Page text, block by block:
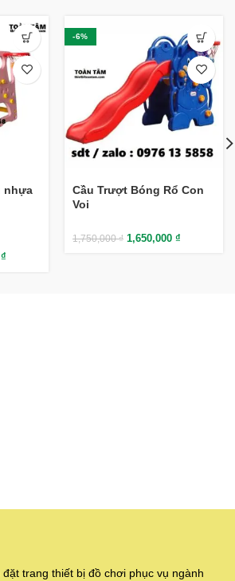
nhựa
₫
-6%
Cầu Trượt Bóng Rổ Con
Voi
1,750,000₫ 1,650,000 ₫
trang thiết bị đồ chơi phục vụ ngành